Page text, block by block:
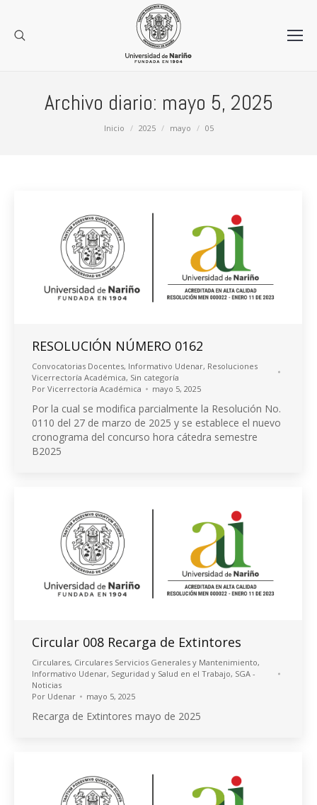
Archivo diario: mayo 5, 2025
Inicio 2025 mayo 05
RESOLUCIÓN NÚMERO 0162
Convocatorias Docentes, Informativo Udenar, Resoluciones
Vicerrectoría Académica, Sin categoría
Por Vicerrectoría Académica mayo 5, 2025
Por la cual se modifica parcialmente la Resolución No.
0110 del 27 de marzo de 2025 y se establece el nuevo
cronograma del concurso hora cátedra semestre
B2025
Circular 008 Recarga de Extintores
Circulares, Circulares Servicios Generales y Mantenimiento,
Informativo Udenar, Seguridad y Salud en el Trabajo, SGA -
Noticias
Por Udenar mayo 5, 2025
Recarga de Extintores mayo de 2025